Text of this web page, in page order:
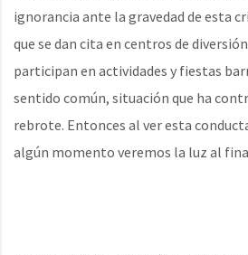
ignorancia ante la gravedad de esta
que se dan cita en centros de
participan en actividades y fiestas
sentido común, situación que ha
rebrote. Entonces al ver esta
algún momento veremos la luz al